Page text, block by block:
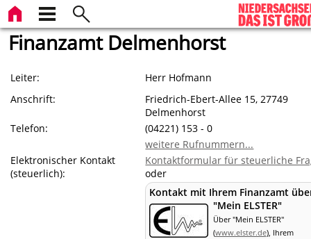
Finanzamt Delmenhorst
Leiter:
Herr Hofmann
Anschrift:
Friedrich-Ebert-Allee 15, 27749
Delmenhorst
Telefon:
(04221) 153 - 0
weitere Rufnummern...
Elektronischer Kontakt
(steuerlich):
Kontaktformular für steuerliche
oder
Kontakt mit Ihrem Finanzamt
"Mein ELSTER"
Über "Mein ELSTER"
(www.elster.de), Ihrem